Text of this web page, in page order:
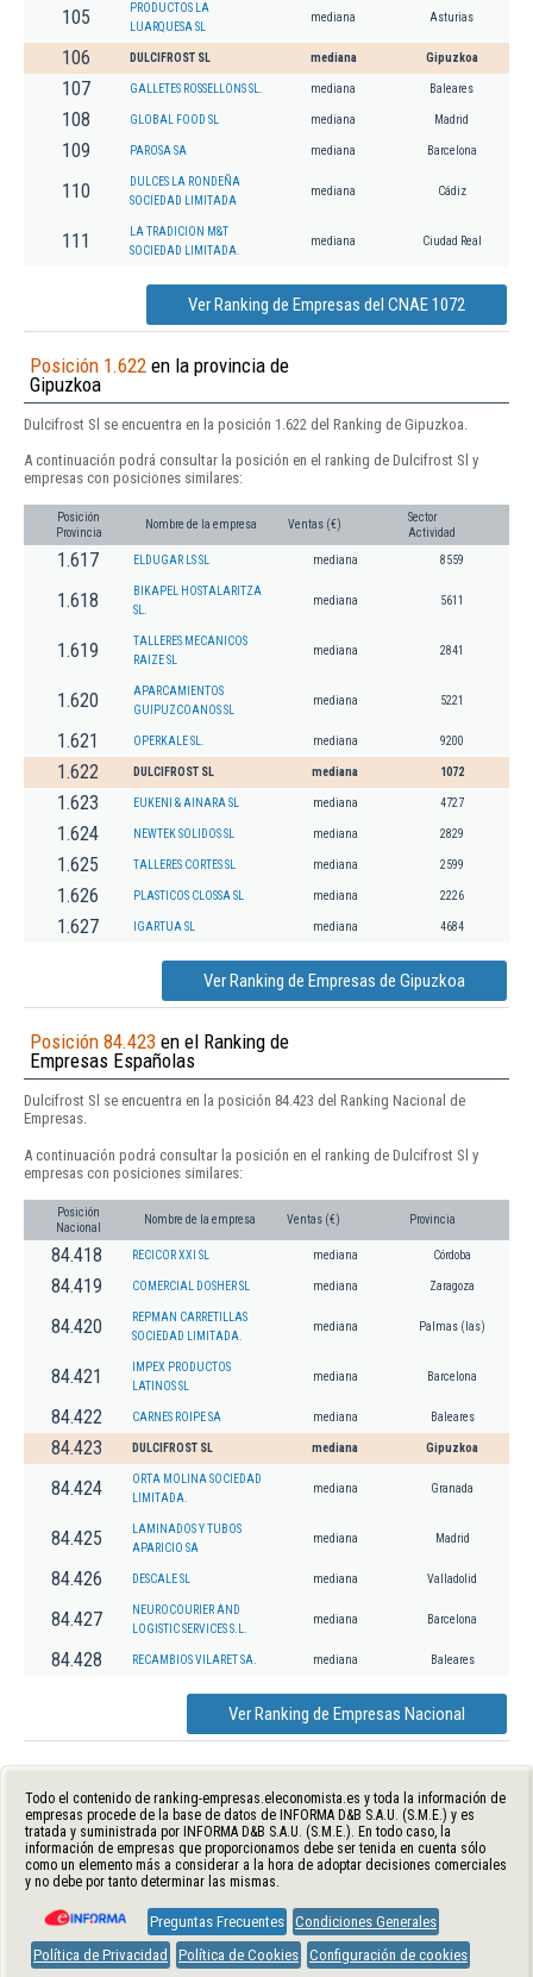
105
PRODUCTOS LA
LUARQUESA SL
mediana Asturias
106 DULCIFROST SL mediana Gipuzkoa
107 GALLETES ROSSELLONS SL. mediana Baleares
108 GLOBAL FOOD SL mediana Madrid
109 PAROSA SA mediana Barcelona
110
DULCES LA RONDEÑA
SOCIEDAD LIMITADA
mediana Cádiz
111
LA TRADICION M&T
SOCIEDAD LIMITADA.
mediana Ciudad Real
Ver Ranking de Empresas del CNAE 1072
Posición 1.622 en la provincia de
Gipuzkoa
Dulcifrost Sl se encuentra en la posición 1.622 del Ranking de Gipuzkoa.
A continuación podrá consultar la posición en el ranking de Dulcifrost Sl y
empresas con posiciones similares:
Posición
Provincia
Nombre de la empresa Ventas (€)
Sector
Actividad
1.617 ELDUGAR LS SL mediana 8559
1.618
BIKAPEL HOSTALARITZA
SL.
mediana 5611
1.619
TALLERES MECANICOS
RAIZE SL
mediana 2841
1.620
APARCAMIENTOS
GUIPUZCOANOS SL
mediana 5221
1.621 OPERKALE SL. mediana 9200
1.622 DULCIFROST SL mediana 1072
1.623 EUKENI & AINARA SL mediana 4727
1.624 NEWTEK SOLIDOS SL mediana 2829
1.625 TALLERES CORTES SL mediana 2599
1.626 PLASTICOS CLOSSA SL mediana 2226
1.627 IGARTUA SL mediana 4684
Ver Ranking de Empresas de Gipuzkoa
Posición 84.423 en el Ranking de
Empresas Españolas
Dulcifrost Sl se encuentra en la posición 84.423 del Ranking Nacional de
Empresas.
A continuación podrá consultar la posición en el ranking de Dulcifrost Sl y
empresas con posiciones similares:
Posición
Nacional
Nombre de la empresa Ventas (€) Provincia
84.418 RECICOR XXI SL mediana Córdoba
84.419 COMERCIAL DOSHER SL mediana Zaragoza
84.420
REPMAN CARRETILLAS
SOCIEDAD LIMITADA.
mediana Palmas (las)
84.421
IMPEX PRODUCTOS
LATINOS SL
mediana Barcelona
84.422 CARNES ROIPE SA mediana Baleares
84.423 DULCIFROST SL mediana Gipuzkoa
84.424
ORTA MOLINA SOCIEDAD
LIMITADA.
mediana Granada
84.425
LAMINADOS Y TUBOS
APARICIO SA
mediana Madrid
84.426 DESCALE SL mediana Valladolid
84.427
NEUROCOURIER AND
LOGISTIC SERVICES S.L.
mediana Barcelona
84.428 RECAMBIOS VILARET SA. mediana Baleares
Ver Ranking de Empresas Nacional
Todo el contenido de ranking-empresas.eleconomista.es y toda la información de
empresas procede de la base de datos de INFORMA D&B S.A.U. (S.M.E.) y es
tratada y suministrada por INFORMA D&B S.A.U. (S.M.E.). En todo caso, la
información de empresas que proporcionamos debe ser tenida en cuenta sólo
como un elemento más a considerar a la hora de adoptar decisiones comerciales
y no debe por tanto determinar las mismas.
Preguntas Frecuentes Condiciones Generales
Política de Privacidad
Política de Cookies Configuración de cookies